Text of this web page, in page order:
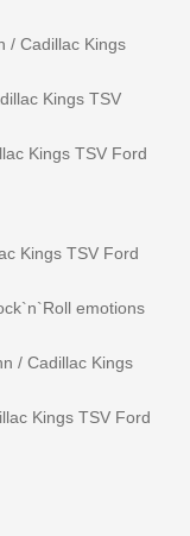
/ Cadillac Kings
Kings TSV
Kings TSV Ford
Kings TSV Ford
emotions
/ Cadillac Kings
Kings TSV Ford